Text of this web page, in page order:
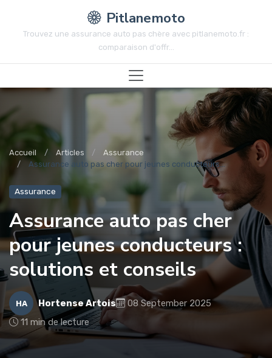
Pitlanemoto
Trouvez une assurance auto pas chère avec pitlanemoto.fr :
comparaison d'offr...
Accueil Articles
Assurance
Assurance auto pas cher pour jeunes conducteurs...
Assurance
Assurance auto pas cher
pour jeunes conducteurs :
solutions et conseils
HA Hortense Artois
08 September 2025
11 min de lecture